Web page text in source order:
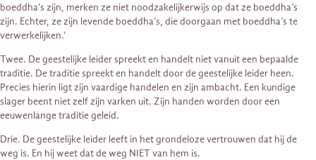
boeddha’s zijn, merken ze niet noodzakelijkerwijs op dat ze boeddha’s
zijn. Echter, ze zijn levende boeddha’s, die doorgaan met boeddha’s te
verwerkelijken.’
Twee. De geestelijke leider spreekt en handelt niet vanuit een bepaalde
traditie. De traditie spreekt en handelt door de geestelijke leider heen.
Precies hierin ligt zijn vaardige handelen en zijn ambacht. Een kundige
slager beent niet zelf zijn varken uit. Zijn handen worden door een
eeuwenlange traditie geleid.
Drie. De geestelijke leider leeft in het grondeloze vertrouwen dat hij de
weg is. En hij weet dat de weg NIET van hem is.